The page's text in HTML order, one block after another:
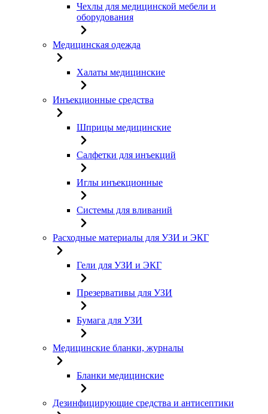
Чехлы для медицинской мебели и
оборудования
Медицинская одежда
Халаты медицинские
Инъекционные средства
Шприцы медицинские
Салфетки для инъекций
Иглы инъекционные
Системы для вливаний
Расходные материалы для УЗИ и ЭКГ
Гели для УЗИ и ЭКГ
Презервативы для УЗИ
Бумага для УЗИ
Медицинские бланки, журналы
Бланки медицинские
Дезинфицирующие средства и антисептики